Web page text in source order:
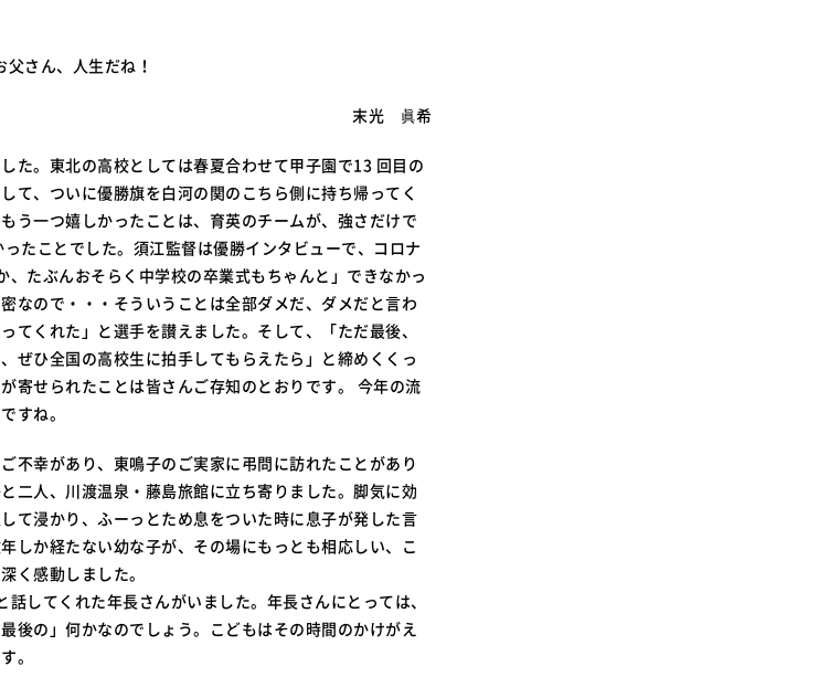
父さん、人生だね！
末光 眞希
た。東北の高校としては春夏合わせて甲子園で13 回目の
て、ついに優勝旗を白河の関のこちら側に持ち帰ってく
う一つ嬉しかったことは、育英のチームが、強さだけで
たことでした。須江監督は優勝インタビューで、コロナ
たぶんおそらく中学校の卒業式もちゃんと」できなかっ
なので・・・そういうことは全部ダメだ、ダメだと言わ
てくれた」と選手を讃えました。そして、「ただ最後、
ぜひ全国の高校生に拍手してもらえたら」と締めくくっ
寄せられたことは皆さんご存知のとおりです。 今年の流
すね。
不幸があり、東鳴子のご実家に弔問に訪れたことがあり
二人、川渡温泉・藤島旅館に立ち寄りました。脚気に効
て浸かり、ふーっとため息をついた時に息子が発した言
しか経たない幼な子が、その場にもっとも相応しい、こ
く感動しました。
話してくれた年長さんがいました。年長さんにとっては、
後の」何かなのでしょう。こどもはその時間のかけがえ
。